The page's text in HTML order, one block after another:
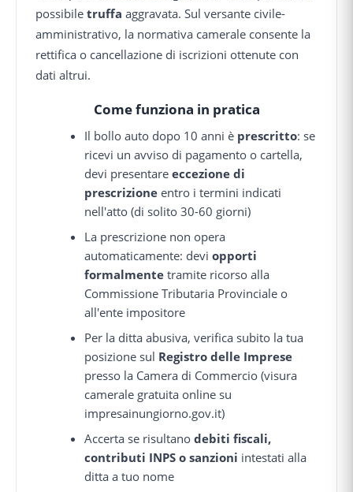
possibile truffa aggravata. Sul versante civile-
amministrativo, la normativa camerale consente la
rettifica o cancellazione di iscrizioni ottenute con
dati altrui.
Come funziona in pratica
Il bollo auto dopo 10 anni è prescritto: se
ricevi un avviso di pagamento o cartella,
devi presentareeccezione di
prescrizione entro i termini indicati
nell'atto (di solito 30-60 giorni)
La prescrizione non opera
automaticamente: deviopporti
formalmente tramite ricorso alla
Commissione Tributaria Provinciale o
all'ente impositore
Per la ditta abusiva, verifica subito la tua
posizione sul Registro delle Imprese
presso la Camera di Commercio (visura
camerale gratuita online su
impresainungiorno.gov.it)
Accerta se risultanodebiti fiscali,
contributi INPS o sanzioni intestati alla
ditta a tuo nome